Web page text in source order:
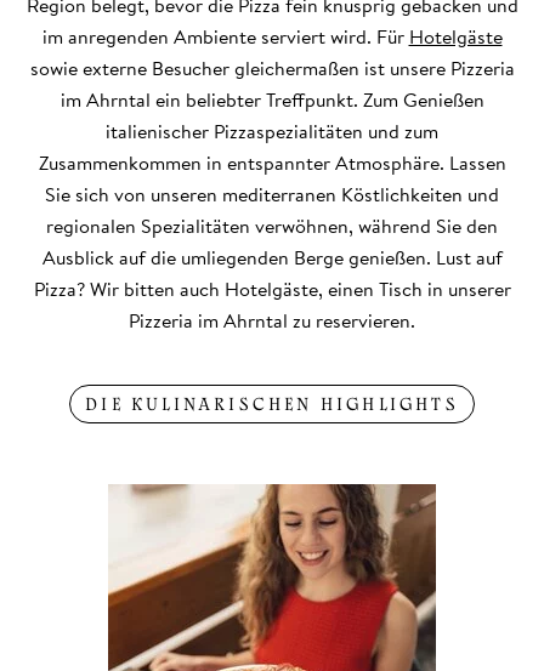
im anregenden Ambiente serviert wird. Für Hotelgäste
sowie externe Besucher gleichermaßen ist unsere Pizzeria
im Ahrntal ein beliebter Treffpunkt. Zum Genießen
italienischer Pizzaspezialitäten und zum
Zusammenkommen in entspannter Atmosphäre. Lassen
Sie sich von unseren mediterranen Köstlichkeiten und
regionalen Spezialitäten verwöhnen, während Sie den
Ausblick auf die umliegenden Berge genießen. Lust auf
Pizza? Wir bitten auch Hotelgäste, einen Tisch in unserer
Pizzeria im Ahrntal zu reservieren.
DIE KULINARISCHEN HIGHLIGHTS